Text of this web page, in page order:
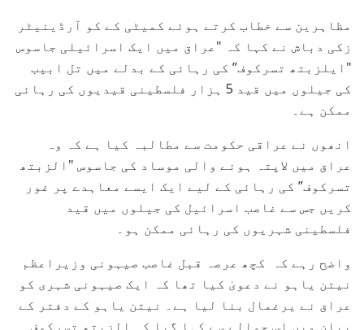
مظاہرین سے خطاب کرتے ہوئے کمیٹی کے کو آرڈینیٹر
زکی دباش نے کہا کہ "عراق میں ایک اسرائیلی جاسوس
"ایلزبتھ تسرکوف” کی رہائی کے بدلے میں تل ابیب
کی جیلوں میں قید 5 ہزار فلسطینی قیدیوں کی رہائی
ممکن ہے۔
انھوں نے عراقی حکومت سے مطالبہ کیا ہے کہ وہ
عراق میں لاپتہ ہونے والی موساد کی جاسوس "الزبتھ
تسرکوف” کی رہائی کے لیے ایک ایسے معاہدے پر غور
کریں جس سے غاصب اسرائیل کی جیلوں میں قید
فلسطینی شہریوں کی رہائی ممکن ہو۔
واضح رہے کہ کچھ عرصہ قبل غاصب صیہونی وزیراعظم
نیتن یاہو نے دعویٰ کیا تھا کہ ایک صیہونی شہری کو
عراق نے یرغمال بنا لیا ہے۔ نیتن یاہو کے دفتر کے
بیان میں اس حوالے سے کہا گیا کہ الزبتھ تسرکوف